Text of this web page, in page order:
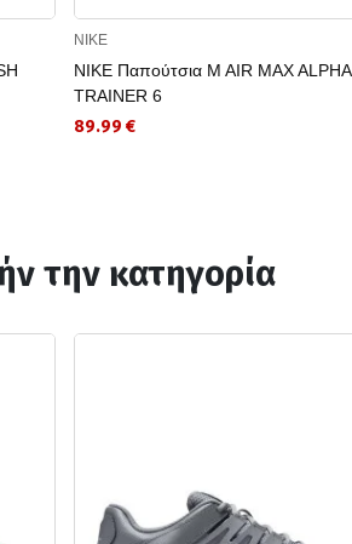
NIKE
NIKE Παπούτσια M AIR MAX ALPHA
TRAINER 6
89.99 €
την κατηγορία